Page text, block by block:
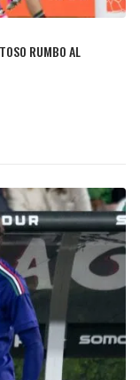
RUMBO AL